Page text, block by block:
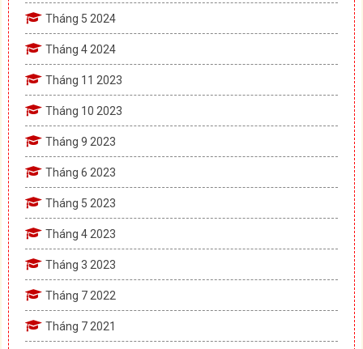
Tháng 5 2024
Tháng 4 2024
Tháng 11 2023
Tháng 10 2023
Tháng 9 2023
Tháng 6 2023
Tháng 5 2023
Tháng 4 2023
Tháng 3 2023
Tháng 7 2022
Tháng 7 2021